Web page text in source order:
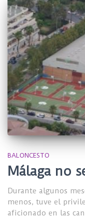
BALONCESTO
Málaga no
Durante algunos
menos, tuve el
aficionado en las